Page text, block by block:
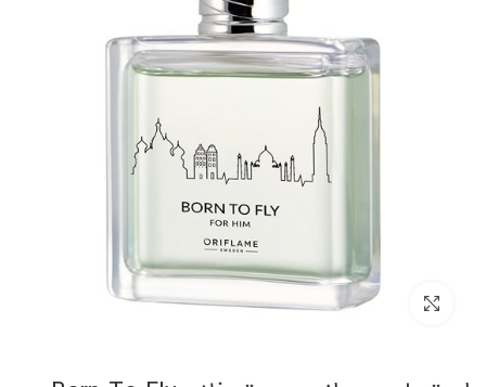
برای بزرگنمایی کلیک کنید